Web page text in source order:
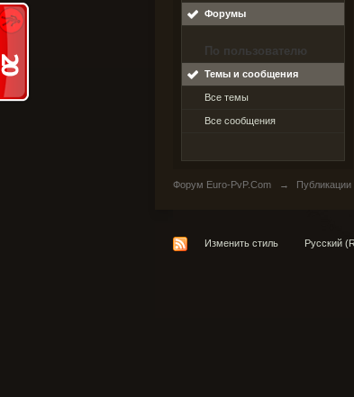
Форумы
По пользователю
Темы и сообщения
Все темы
Все сообщения
Форум Euro-PvP.Com →
Изменить стиль Русский